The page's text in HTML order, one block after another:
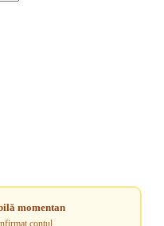
momentan
contul.